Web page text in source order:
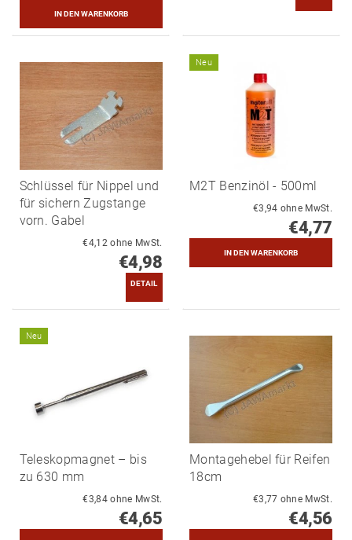
Schlüssel für Nippel und
für sichern Zugstange
vorn. Gabel
€4,12 ohne MwSt.
€4,98
DETAIL
Neu
M2T Benzinöl - 500ml
€3,94 ohne MwSt.
€4,77
Neu
Teleskopmagnet – bis
zu 630 mm
€3,84 ohne MwSt.
€4,65
Montagehebel für Reifen
18cm
€3,77 ohne MwSt.
€4,56